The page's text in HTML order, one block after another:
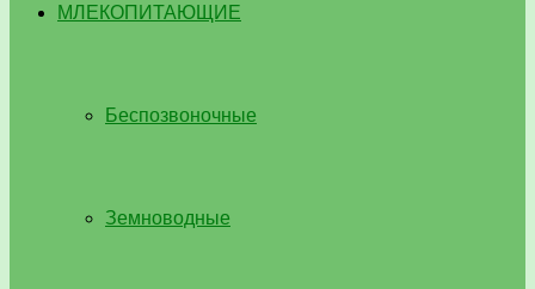
МЛЕКОПИТАЮЩИЕ
Беспозвоночные
Земноводные